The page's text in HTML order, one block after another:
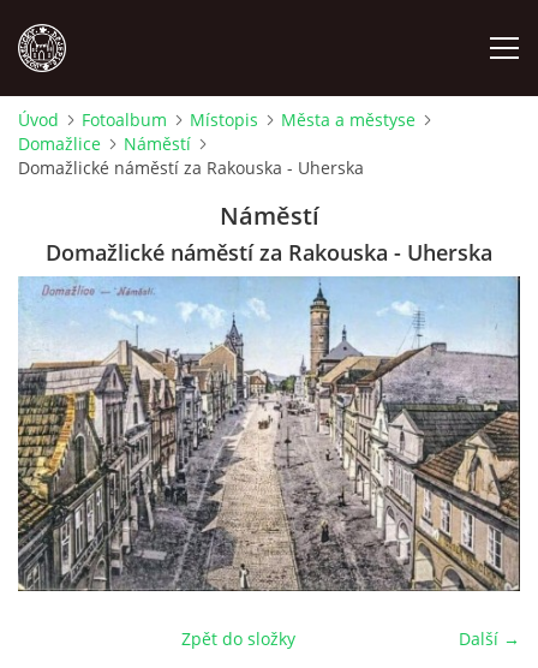
MÍSTOPIS
OSOBNOSTI
OSTATNÍ
ODKAZY
O NÁS
DŮL NA SLÍDU (NA KOLE)
Úvod Fotoalbum Místopis
Města a městyse
Domažlice
Náměstí
Domažlické náměstí za Rakouska - Uherska
Náměstí
Domažlické náměstí za Rakouska - Uherska
Další →
Zpět do složky